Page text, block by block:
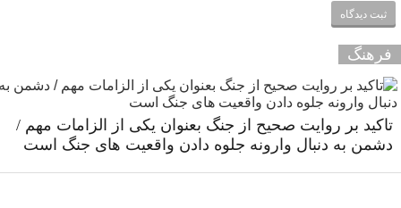
فرهنگ
تاکید بر روایت صحیح از جنگ بعنوان یکی از الزامات مهم /
دشمن به دنبال وارونه جلوه دادن واقعیت های جنگ است